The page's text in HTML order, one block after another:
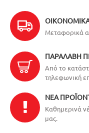
Μεταφορικά
ΠΑΡΑΛΑΒΉ
Από το
τηλεφωνική
ΝΈΑ
Καθημερινά
μας.